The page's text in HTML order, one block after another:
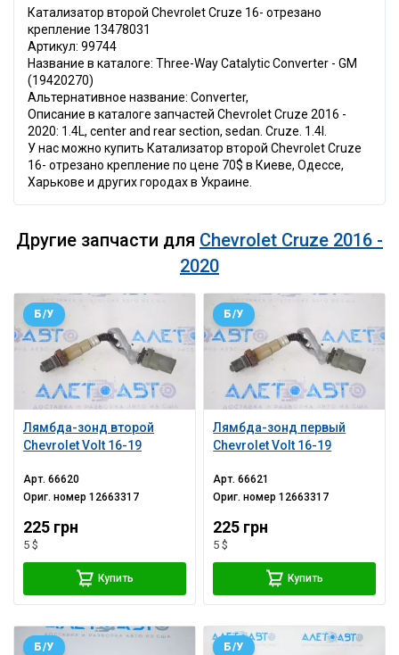
Катализатор второй Chevrolet Cruze 16- отрезано
крепление 13478031
Артикул: 99744
Название в каталоге: Three-Way Catalytic Converter - GM
(19420270)
Альтернативное название: Converter,
Описание в каталоге запчастей Chevrolet Cruze 2016 -
2020: 1.4L, center and rear section, sedan. Cruze. 1.4l.
У нас можно купить Катализатор второй Chevrolet Cruze
16- отрезано крепление по цене 70$ в Киеве, Одессе,
Харькове и других городах в Украине.
Другие запчасти для Chevrolet Cruze 2016 -
2020
Лямбда-зонд второй
Chevrolet Volt 16-19
Б/У
Арт.66620
Ориг. номер12663317
225 грн
5 $
Купить
Лямбда-зонд первый
Chevrolet Volt 16-19
Б/У
Арт.66621
Ориг. номер12663317
225 грн
5 $
Купить
Б/У Б/У